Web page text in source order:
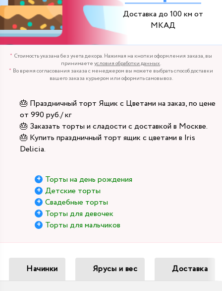
Доставка до 100 км от
МКАД
Стоимость указана без учета декора. Нажимая на кнопки оформления заказа, вы
принимаетеусловия обработки данных.
Во время согласования заказа с менеджером вы можете выбрать способ доставки
вашего заказа курьером или оформить самовывоз.
🎂 Праздничный торт Ящик с Цветами на заказ, по цене
от 990 руб./ кг
🎂 Заказать торты и сладости с доставкой в Москве.
🎂 Купить праздничный торт ящик с цветами в Iris
Delicia.
Торты на день рождения
Детские торты
Свадебные торты
Торты для девочек
Торты для мальчиков
Начинки Ярусы и вес Доставка